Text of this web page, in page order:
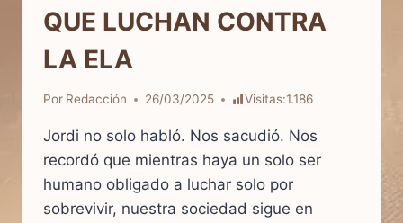
QUE LUCHAN CONTRA
LA ELA
Por Redacción 26/03/2025 Visitas:1.186
Jordi no solo habló. Nos sacudió. Nos
recordó que mientras haya un solo ser
humano obligado a luchar solo por
sobrevivir, nuestra sociedad sigue en